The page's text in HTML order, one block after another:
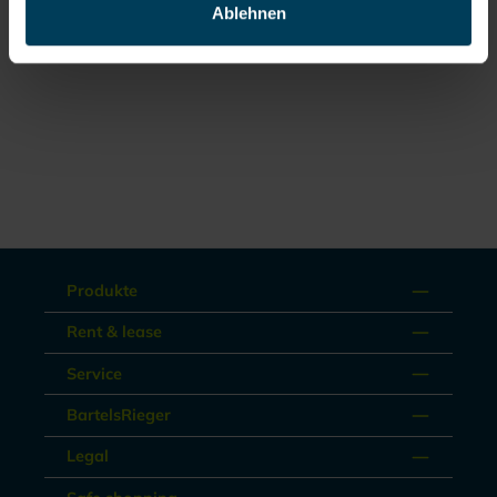
Ablehnen
Produkte
Rent & lease
Service
BartelsRieger
Legal